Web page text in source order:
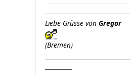
Liebe Grüsse von Gregor
(Bremen)